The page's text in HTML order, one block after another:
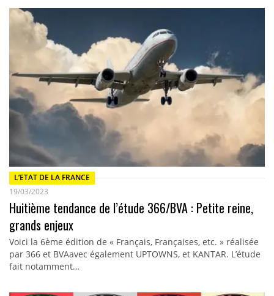
L’ETAT DE LA FRANCE
19/03/2023
Huitième tendance de l’étude 366/BVA : Petite reine,
grands enjeux
Voici la 6ème édition de « Français, Françaises, etc. » réalisée
par 366 et BVAavec également UPTOWNS, et KANTAR. L’étude
fait notamment…